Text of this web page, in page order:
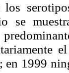
los
se
en 1999